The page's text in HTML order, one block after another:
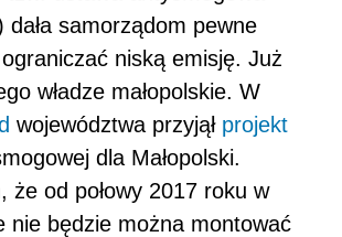
samorządom pewne
niską emisję. Już
władze małopolskie. W
województwa przyjął projekt
dla Małopolski.
że od połowy 2017 roku w
nie będzie można montować